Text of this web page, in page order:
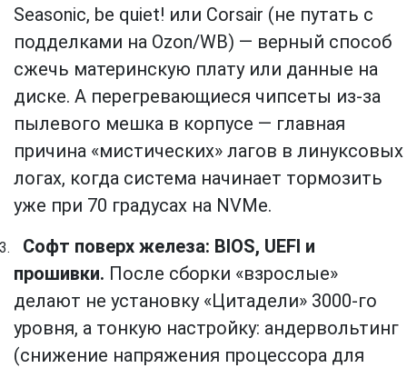
Seasonic, be quiet! или Corsair (не путать с
подделками на Ozon/WB) — верный способ
сжечь материнскую плату или данные на
диске. А перегревающиеся чипсеты из-за
пылевого мешка в корпусе — главная
причина «мистических» лагов в линуксовых
логах, когда система начинает тормозить
уже при 70 градусах на NVMe.
Софт поверх железа: BIOS, UEFI и
прошивки. После сборки «взрослые»
делают не установку «Цитадели» 3000-го
уровня, а тонкую настройку: андервольтинг
(снижение напряжения процессора для